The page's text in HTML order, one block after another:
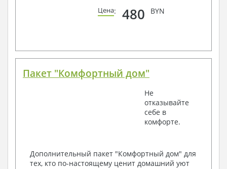
Цена: 480 BYN
Пакет "Комфортный дом"
Не
отказывайте
себе в
комфорте.
Дополнительный пакет "Комфортный дом" для
тех, кто по-настоящему ценит домашний уют